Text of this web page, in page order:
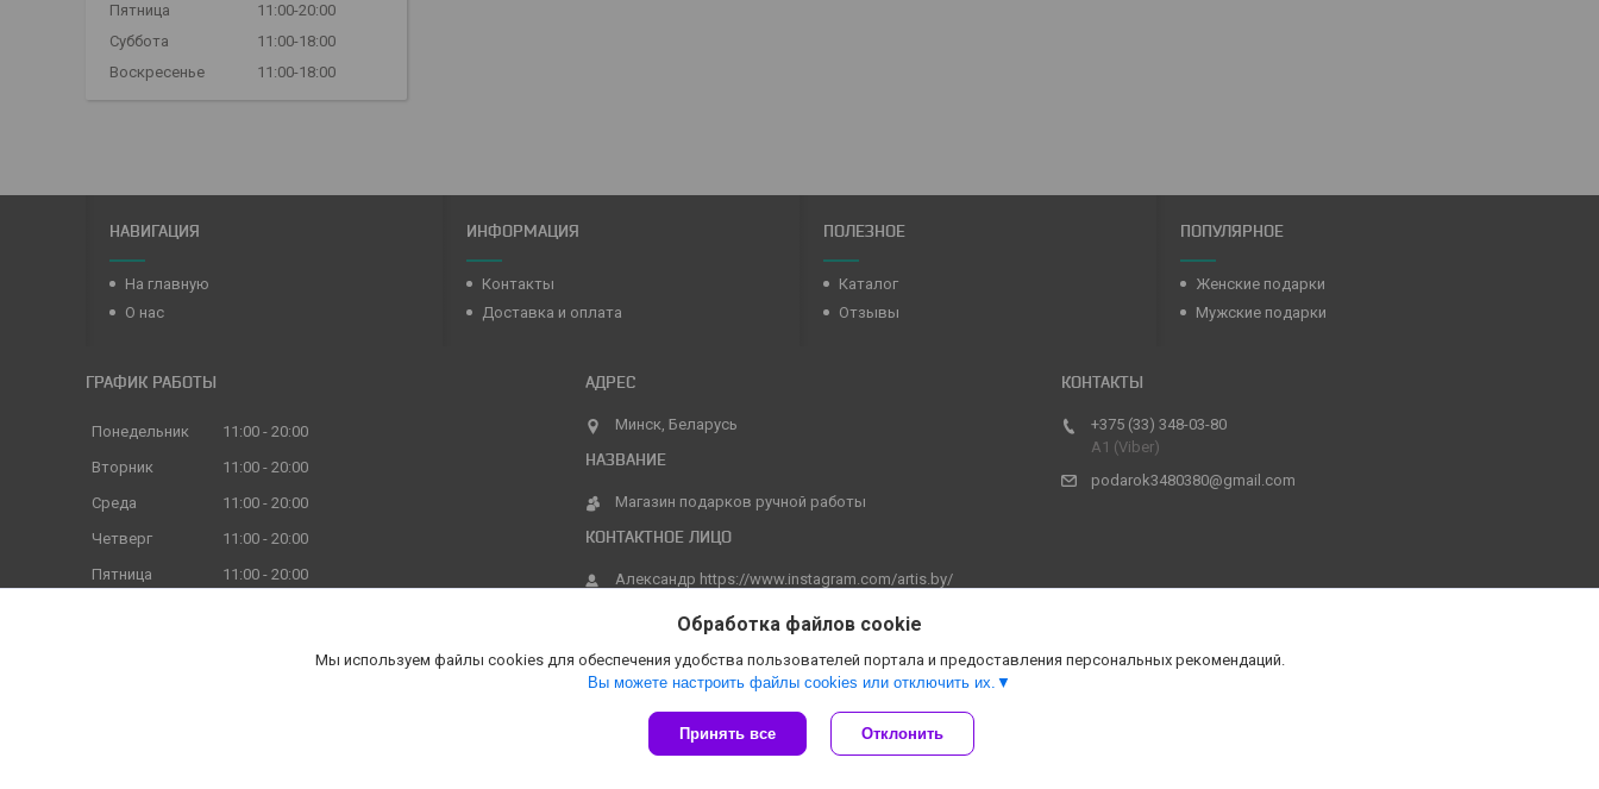
Пятница
11:00-20:00
Суббота
11:00-18:00
Воскресенье
11:00-18:00
НАВИГАЦИЯ
На главную
О нас
ИНФОРМАЦИЯ
Контакты
Доставка и оплата
ПОЛЕЗНОЕ
Каталог
Отзывы
ПОПУЛЯРНОЕ
Женские подарки
Мужские подарки
ГРАФИК РАБОТЫ
Понедельник 11:00
20:00
Вторник
11:00
20:00
Среда
11:00
20:00
Четверг
11:00
20:00
Пятница
11:00
20:00
Минск, Беларусь
Магазин подарков ручной работы
Александр https://www.instagram.com/artis.by/
+375 (33) 348-03-80
А1 (Viber)
podarok3480380@gmail.com
Сайт создан на платформе Deal.by
Политика обработки файлов cookies
Обработка файлов cookie
Мы используем файлы cookies для обеспечения удобства пользователей портала и предоставления персональных рекомендаций.
Вы можете настроить файлы cookies или отключить их.
Принять все Отклонить